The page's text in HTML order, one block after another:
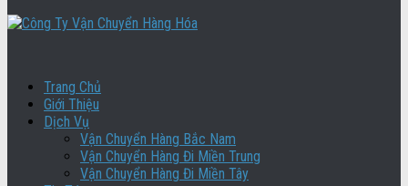
Trang Chủ
Giới Thiệu
Dịch Vụ
Vận Chuyển Hàng Bắc Nam
Vận Chuyển Hàng Đi Miền Trung
Vận Chuyển Hàng Đi Miền Tây